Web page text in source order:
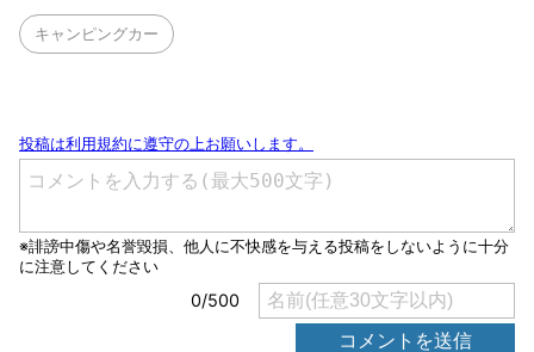
キャンピングカー